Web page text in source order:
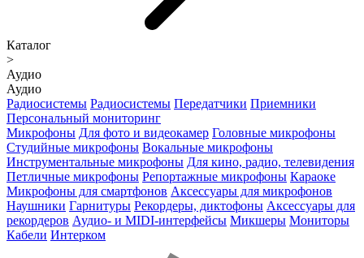
Каталог
>
Аудио
Аудио
Радиосистемы Радиосистемы Передатчики Приемники
Персональный мониторинг
Микрофоны Для фото и видеокамер Головные микрофоны
Студийные микрофоны Вокальные микрофоны
Инструментальные микрофоны Для кино, радио, телевидения
Петличные микрофоны Репортажные микрофоны Караоке
Микрофоны для смартфонов Аксессуары для микрофонов
Наушники Гарнитуры Рекордеры, диктофоны Аксессуары для
рекордеров Аудио- и MIDI-интерфейсы Микшеры Мониторы
Кабели Интерком